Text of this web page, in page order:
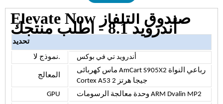
Elevate Now صندوق التلفاز
أندرويد 8.1 - اطلب منتجك
تحديد
نموذجلا. أندرويد تي في بوكس
المعالج
ماس كهربائى AmCart S905X2 رباعي النواة
Cortex A53 2 جيجا هرتز
GPU
وحدة معالجة الرسومات ARM Dvalin MP2